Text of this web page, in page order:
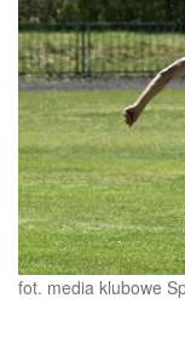
fot. media klubowe